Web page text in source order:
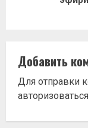
Добавить
Для отправки
авторизоваться